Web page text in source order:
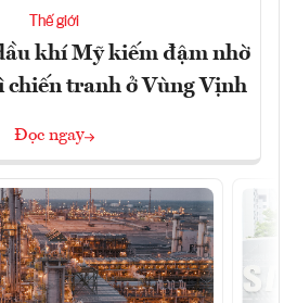
Thế giới
khí Mỹ kiếm đậm nhờ
chiến tranh ở Vùng Vịnh
Đọc ngay